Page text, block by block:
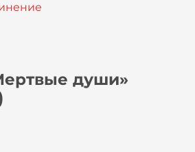
души»